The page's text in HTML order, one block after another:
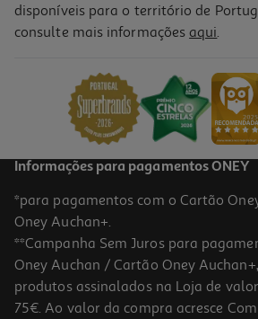
4.3
Creme La Roche Posay Effaclar Duo+ M
22,70 €
disponíveis para o território de
consulte mais informações aqui.
Informações para pagamentos ONEY
*para pagamentos com o Cartão
Oney Auchan+.
**Campanha Sem Juros para
Oney Auchan / Cartão Oney
produtos assinalados na Loja de
75€. Ao valor da compra acresce